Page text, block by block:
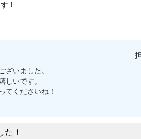
！
ざいました。
しいです。
てくださいね！
！